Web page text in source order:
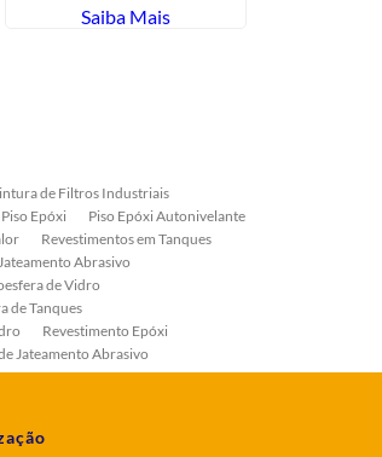
Saiba Mais
de Filtros Industriais
Piso Epóxi
Piso Epóxi Autonivelante
Revestimentos em Tanques
Abrasivo
de Vidro
de Tanques
Revestimento Epóxi
Jateamento Abrasivo
Válvulas